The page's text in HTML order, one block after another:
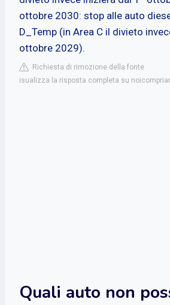
ottobre 2030: stop alle auto
D_Temp (in Area C il divieto
ottobre 2029).
Richiesta di rimozione della fonte
isualizza la risposta completa su
Quali auto non